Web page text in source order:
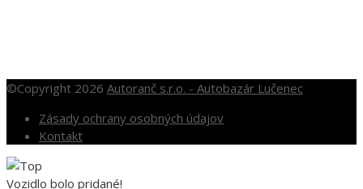
©Copyright 2026 Autoranč s.r.o. - Autobazár Lučenec
Zásady ochrany osobných údajov
Kontakt
Vozidlo bolo pridané!